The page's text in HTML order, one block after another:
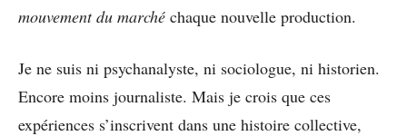
mouvement du marché chaque nouvelle production.
Je ne suis ni psychanalyste, ni sociologue, ni historien.
Encore moins journaliste. Mais je crois que ces
expériences s’inscrivent dans une histoire collective,